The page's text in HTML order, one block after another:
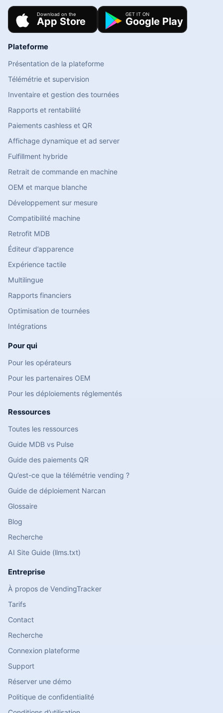
Plateforme
Présentation de la plateforme
Télémétrie et supervision
Inventaire et gestion des tournées
Rapports et rentabilité
Paiements cashless et QR
Affichage dynamique et ad server
Fulfillment hybride
Retrait de commande en machine
OEM et marque blanche
Développement sur mesure
Compatibilité machine
Retrofit MDB
Éditeur d’apparence
Expérience tactile
Multilingue
Rapports financiers
Optimisation de tournées
Intégrations
Pour qui
Pour les opérateurs
Pour les partenaires OEM
Pour les déploiements réglementés
Ressources
Toutes les ressources
Guide MDB vs Pulse
Guide des paiements QR
Qu’est-ce que la télémétrie vending ?
Guide de déploiement Narcan
Glossaire
Blog
Recherche
AI Site Guide (llms.txt)
Entreprise
À propos de VendingTracker
Tarifs
Contact
Recherche
Connexion plateforme
Support
Réserver une démo
Politique de confidentialité